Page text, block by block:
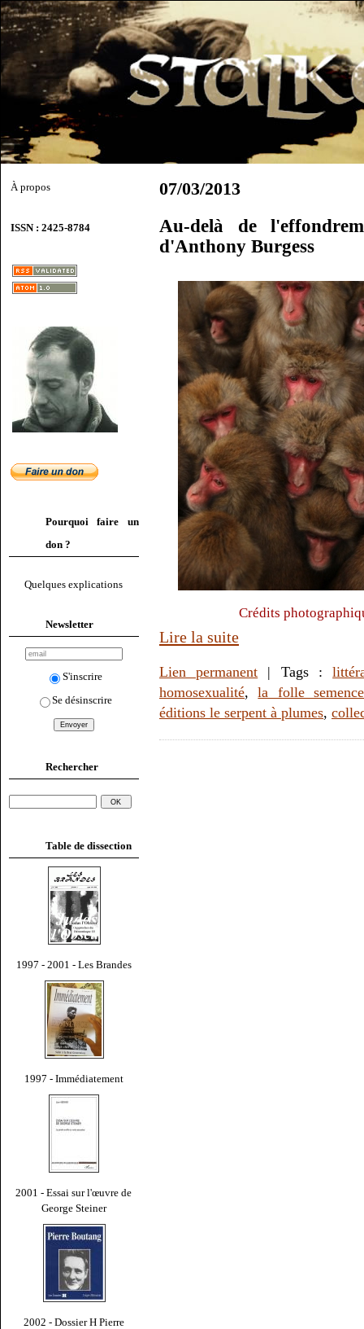
À propos
ISSN : 2425-8784
Pourquoi faire un
don ?
Quelques explications
Newsletter
S'inscrire
Se désinscrire
Rechercher
Table de dissection
1997 - 2001 - Les Brandes
1997 - Immédiatement
2001 - Essai sur l'œuvre de
George Steiner
2002 - Dossier H Pierre
07/03/2013
Au-delà de
d'Anthony Burgess
Crédits
Lire la suite
Lien permanent | Tags :
homosexualité,la folle semence
éditions le serpent à plumes,